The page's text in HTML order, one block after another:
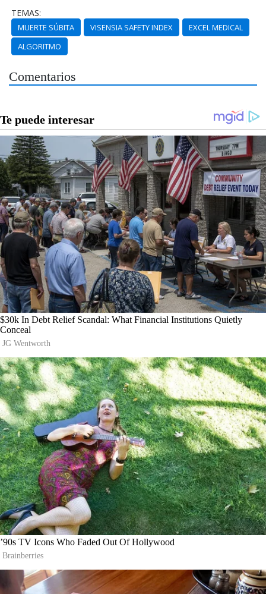
TEMAS:
MUERTE SÚBITA VISENSIA SAFETY INDEX
EXCEL MEDICAL
ALGORITMO
Comentarios